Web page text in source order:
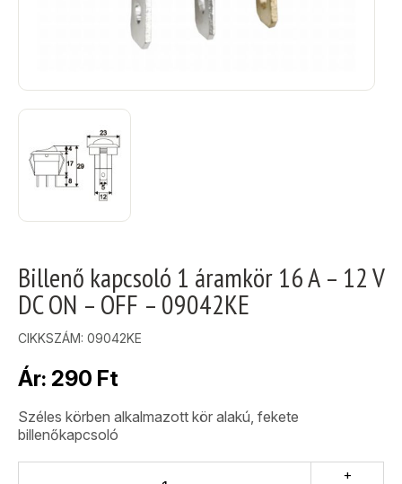
Billenő kapcsoló 1 áramkör 16 A – 12 V
DC ON – OFF – 09042KE
CIKKSZÁM: 09042KE
Ár: 290 Ft
Széles körben alkalmazott kör alakú, fekete
billenőkapcsoló
+